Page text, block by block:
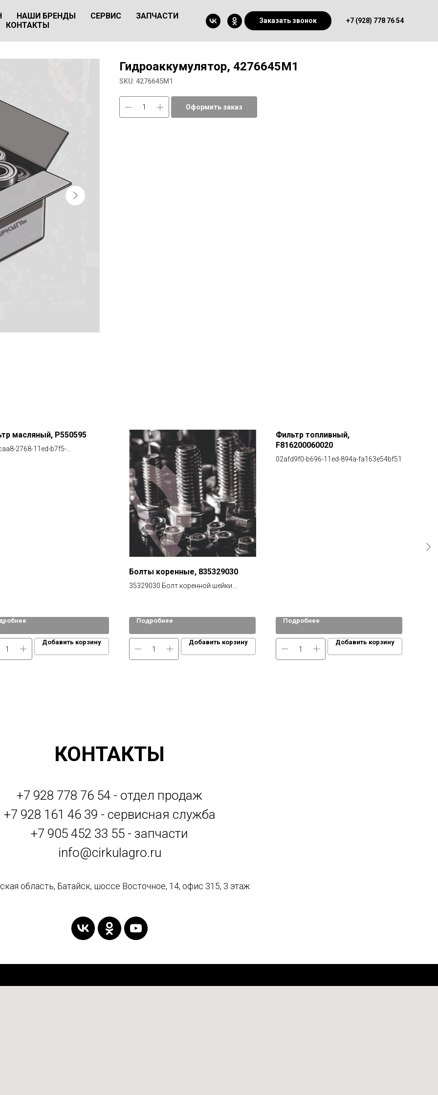
НАШИ БРЕНДЫ СЕРВИС
ЗАПЧАСТИ
КОНТАКТЫ
Заказать звонок +7 (928) 778 76 54
Гидроаккумулятор, 4276645М1
SKU: 4276645М1
Оформить заказ
масляный, P550595
2768-11ed-b7f5-
Добавить корзину
Болты коренные, 835329030
35329030 Болт коренной шейки
SCREW (SB5) 8353 29030 )
Подробнее
Добавить корзину
Фильтр топливный,
F816200060020
02afd9f0-b696-11ed-894a-fa163e54bf51
Подробнее
Добавить корзину
КОНТАКТЫ
+7 928 778 76 54 - отдел продаж
+7 928 161 46 39 - сервисная служба
+7 905 452 33 55 - запчасти
info@cirkulagro.ru
область, Батайск, шоссе Восточное, 14, офис 315, 3 этаж